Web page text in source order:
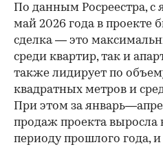
По данным Росреестра, с
май 2026 года в проекте
сделка — это
среди квартир, так и
также лидирует по
квадратных метров и
При этом за
продаж проекта выросла
периоду прошлого года,